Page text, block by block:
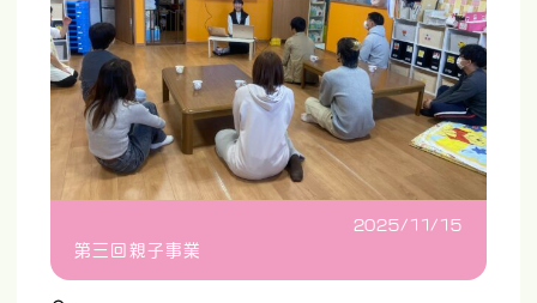
2025/11/15
第三回親子事業